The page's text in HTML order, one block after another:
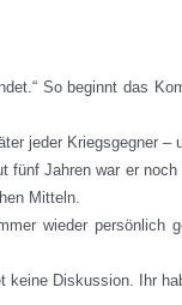
So beginnt das
jeder Kriegsgegner
fünf Jahren war er
Mitteln.
wieder persönlich
keine Diskussion. Ihr